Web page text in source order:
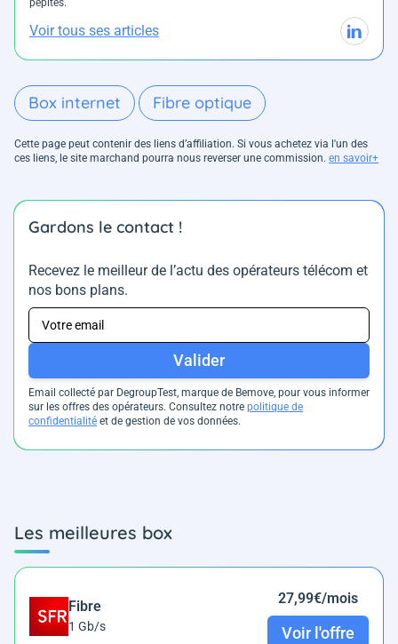
pépites.
Voir tous ses articles
Box internet Fibre optique
Cette page peut contenir des liens d’affiliation. Si vous achetez via l'un des
ces liens, le site marchand pourra nous reverser une commission. en savoir+
Gardons le contact !
Recevez le meilleur de l’actu des opérateurs télécom et
nos bons plans.
Valider
Email collecté par DegroupTest, marque de Bemove, pour vous informer
sur les offres des opérateurs. Consultez notre politique de
confidentialité et de gestion de vos données.
Les meilleures box
Fibre
1 Gb/s
27,99€/mois
Voir l'offre